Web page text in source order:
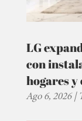
LG
con
hogares y
Ago 6, 2026|